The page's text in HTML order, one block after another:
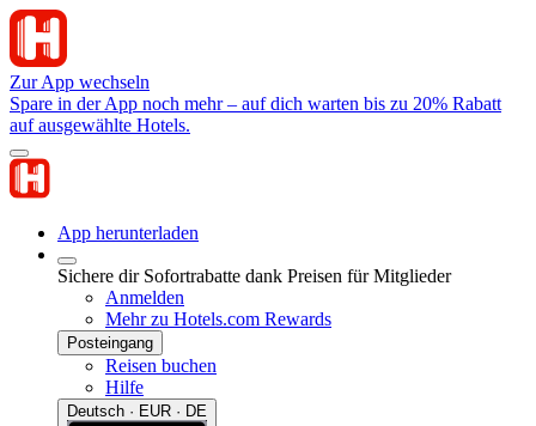
Zur App wechseln
Spare in der App noch mehr – auf dich warten bis zu 20% Rabatt
auf ausgewählte Hotels.
App herunterladen
Sichere dir Sofortrabatte dank Preisen für Mitglieder
Anmelden
Mehr zu Hotels.com Rewards
Posteingang
Reisen buchen
Hilfe
Deutsch · EUR · DE